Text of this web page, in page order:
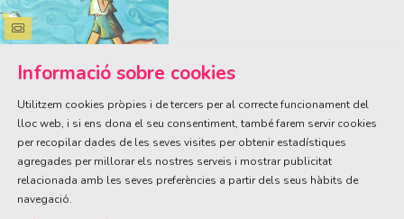
ÀREA DE CULTURA
Olivareta, 38 · T. 972 83 00 05cultura@llagostera.cat
Sitemap
Informació sobre cookies
Utilitzem cookies pròpies i de tercers per al correcte funcionament del
lloc web, i si ens dona el seu consentiment, també farem servir cookies
per recopilar dades de les seves visites per obtenir estadístiques
agregades per millorar els nostres serveis i mostrar publicitat
relacionada amb les seves preferències a partir dels seus hàbits de
navegació.